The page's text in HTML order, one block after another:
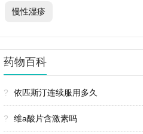
慢性湿疹
药物百科
? 依匹斯汀连续服用多久
? 维a酸片含激素吗